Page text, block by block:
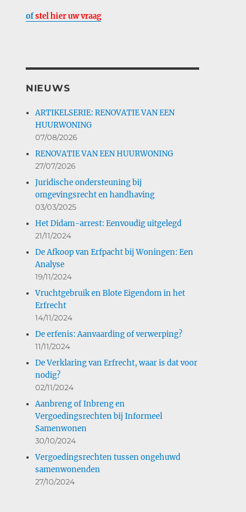
ofstel hier uw vraag
NIEUWS
ARTIKELSERIE: RENOVATIE VAN EEN
HUURWONING
07/08/2026
RENOVATIE VAN EEN HUURWONING
27/07/2026
Juridische ondersteuning bij
omgevingsrecht en handhaving
03/03/2025
Het Didam-arrest: Eenvoudig uitgelegd
21/11/2024
De Afkoop van Erfpacht bij Woningen: Een
Analyse
19/11/2024
Vruchtgebruik en Blote Eigendom in het
Erfrecht
14/11/2024
De erfenis: Aanvaarding of verwerping?
11/11/2024
De Verklaring van Erfrecht, waar is dat voor
nodig?
02/11/2024
Aanbreng of Inbreng en
Vergoedingsrechten bij Informeel
Samenwonen
30/10/2024
Vergoedingsrechten tussen ongehuwd
samenwonenden
27/10/2024